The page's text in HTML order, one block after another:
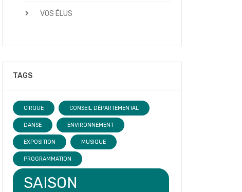
VOS ÉLUS
TAGS
CIRQUE CONSEIL DÉPARTEMENTAL
DANSE ENVIRONNEMENT
EXPOSITION MUSIQUE
PROGRAMMATION
SAISON